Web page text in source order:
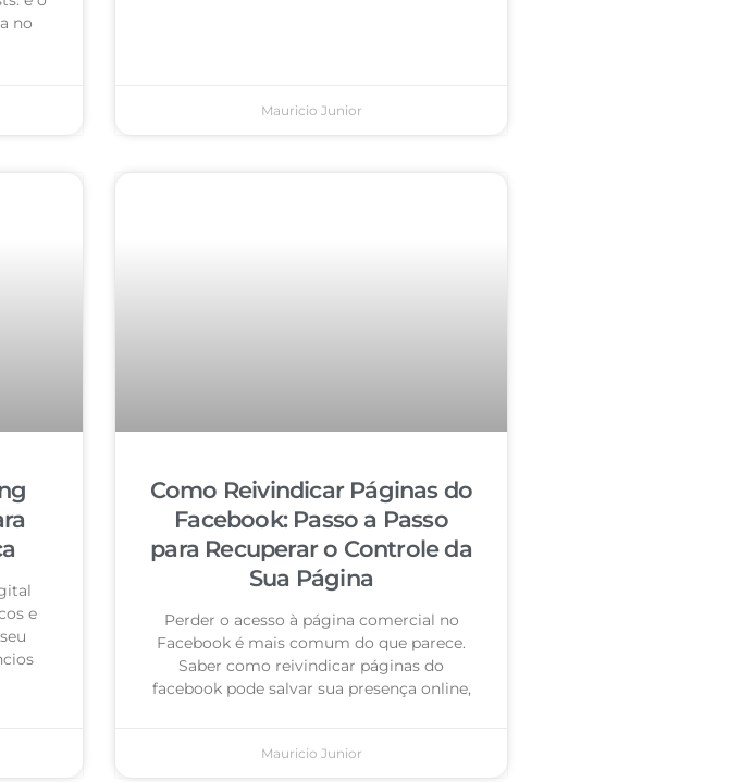
no
Mauricio Junior
e
Como Reivindicar Páginas do
Facebook: Passo a Passo
para Recuperar o Controle da
Sua Página
Perder o acesso à página comercial no
Facebook é mais comum do que parece.
Saber como reivindicar páginas do
facebook pode salvar sua presença online,
Mauricio Junior